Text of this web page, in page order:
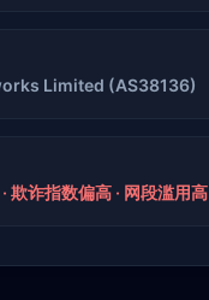
Limited (AS38136)
欺诈指数偏高 · 网段滥用高